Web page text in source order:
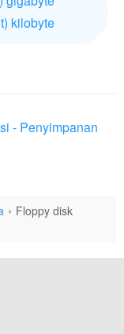
kilobyte
- Penyimpanan
Floppy disk